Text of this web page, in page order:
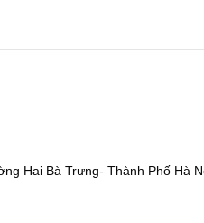
Hai Bà Trưng- Thành Phố Hà